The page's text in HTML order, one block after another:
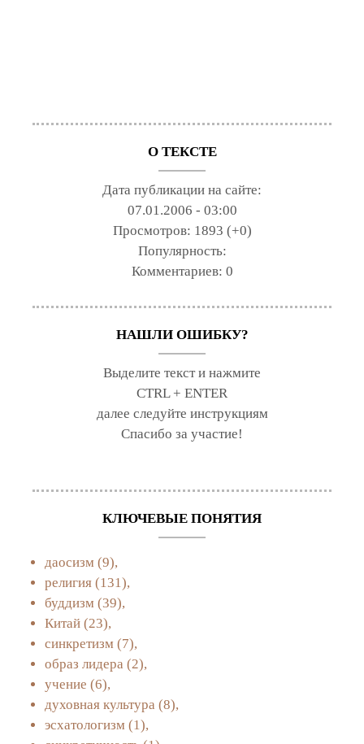
О ТЕКСТЕ
Дата публикации на сайте:
07.01.2006 - 03:00
Просмотров: 1893 (+0)
Популярность:
Комментариев: 0
НАШЛИ ОШИБКУ?
Выделите текст и нажмите
CTRL + ENTER
далее следуйте инструкциям
Спасибо за участие!
КЛЮЧЕВЫЕ ПОНЯТИЯ
даосизм (9),
религия (131),
буддизм (39),
Китай (23),
синкретизм (7),
образ лидера (2),
учение (6),
духовная культура (8),
эсхатологизм (1),